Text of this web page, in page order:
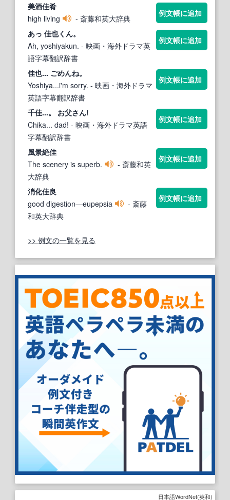
美酒佳肴
high living
- 斎藤和英大辞典
例文帳に追加
あっ 佳也くん。
Ah, yoshiyakun. - 映画・海外ドラマ英
語字幕翻訳辞書
例文帳に追加
佳也... ごめんね。
Yoshiya...i'm sorry. - 映画・海外ドラマ
英語字幕翻訳辞書
例文帳に追加
千佳...。 お父さん!
Chika... dad! - 映画・海外ドラマ英語
字幕翻訳辞書
例文帳に追加
風景絶佳
The scenery is superb.
- 斎藤和英
大辞典
例文帳に追加
消化佳良
good digestion―eupepsia
- 斎藤
和英大辞典
例文帳に追加
>> 例文の一覧を見る
日本語WordNet(英和)